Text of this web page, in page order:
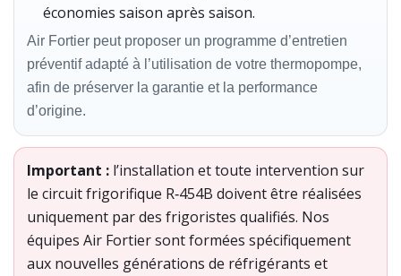
économies saison après saison.
Air Fortier peut proposer un programme d’entretien
préventif adapté à l’utilisation de votre thermopompe,
afin de préserver la garantie et la performance
d’origine.
Important : l’installation et toute intervention sur
le circuit frigorifique R‑454B doivent être réalisées
uniquement par des frigoristes qualifiés. Nos
équipes Air Fortier sont formées spécifiquement
aux nouvelles générations de réfrigérants et